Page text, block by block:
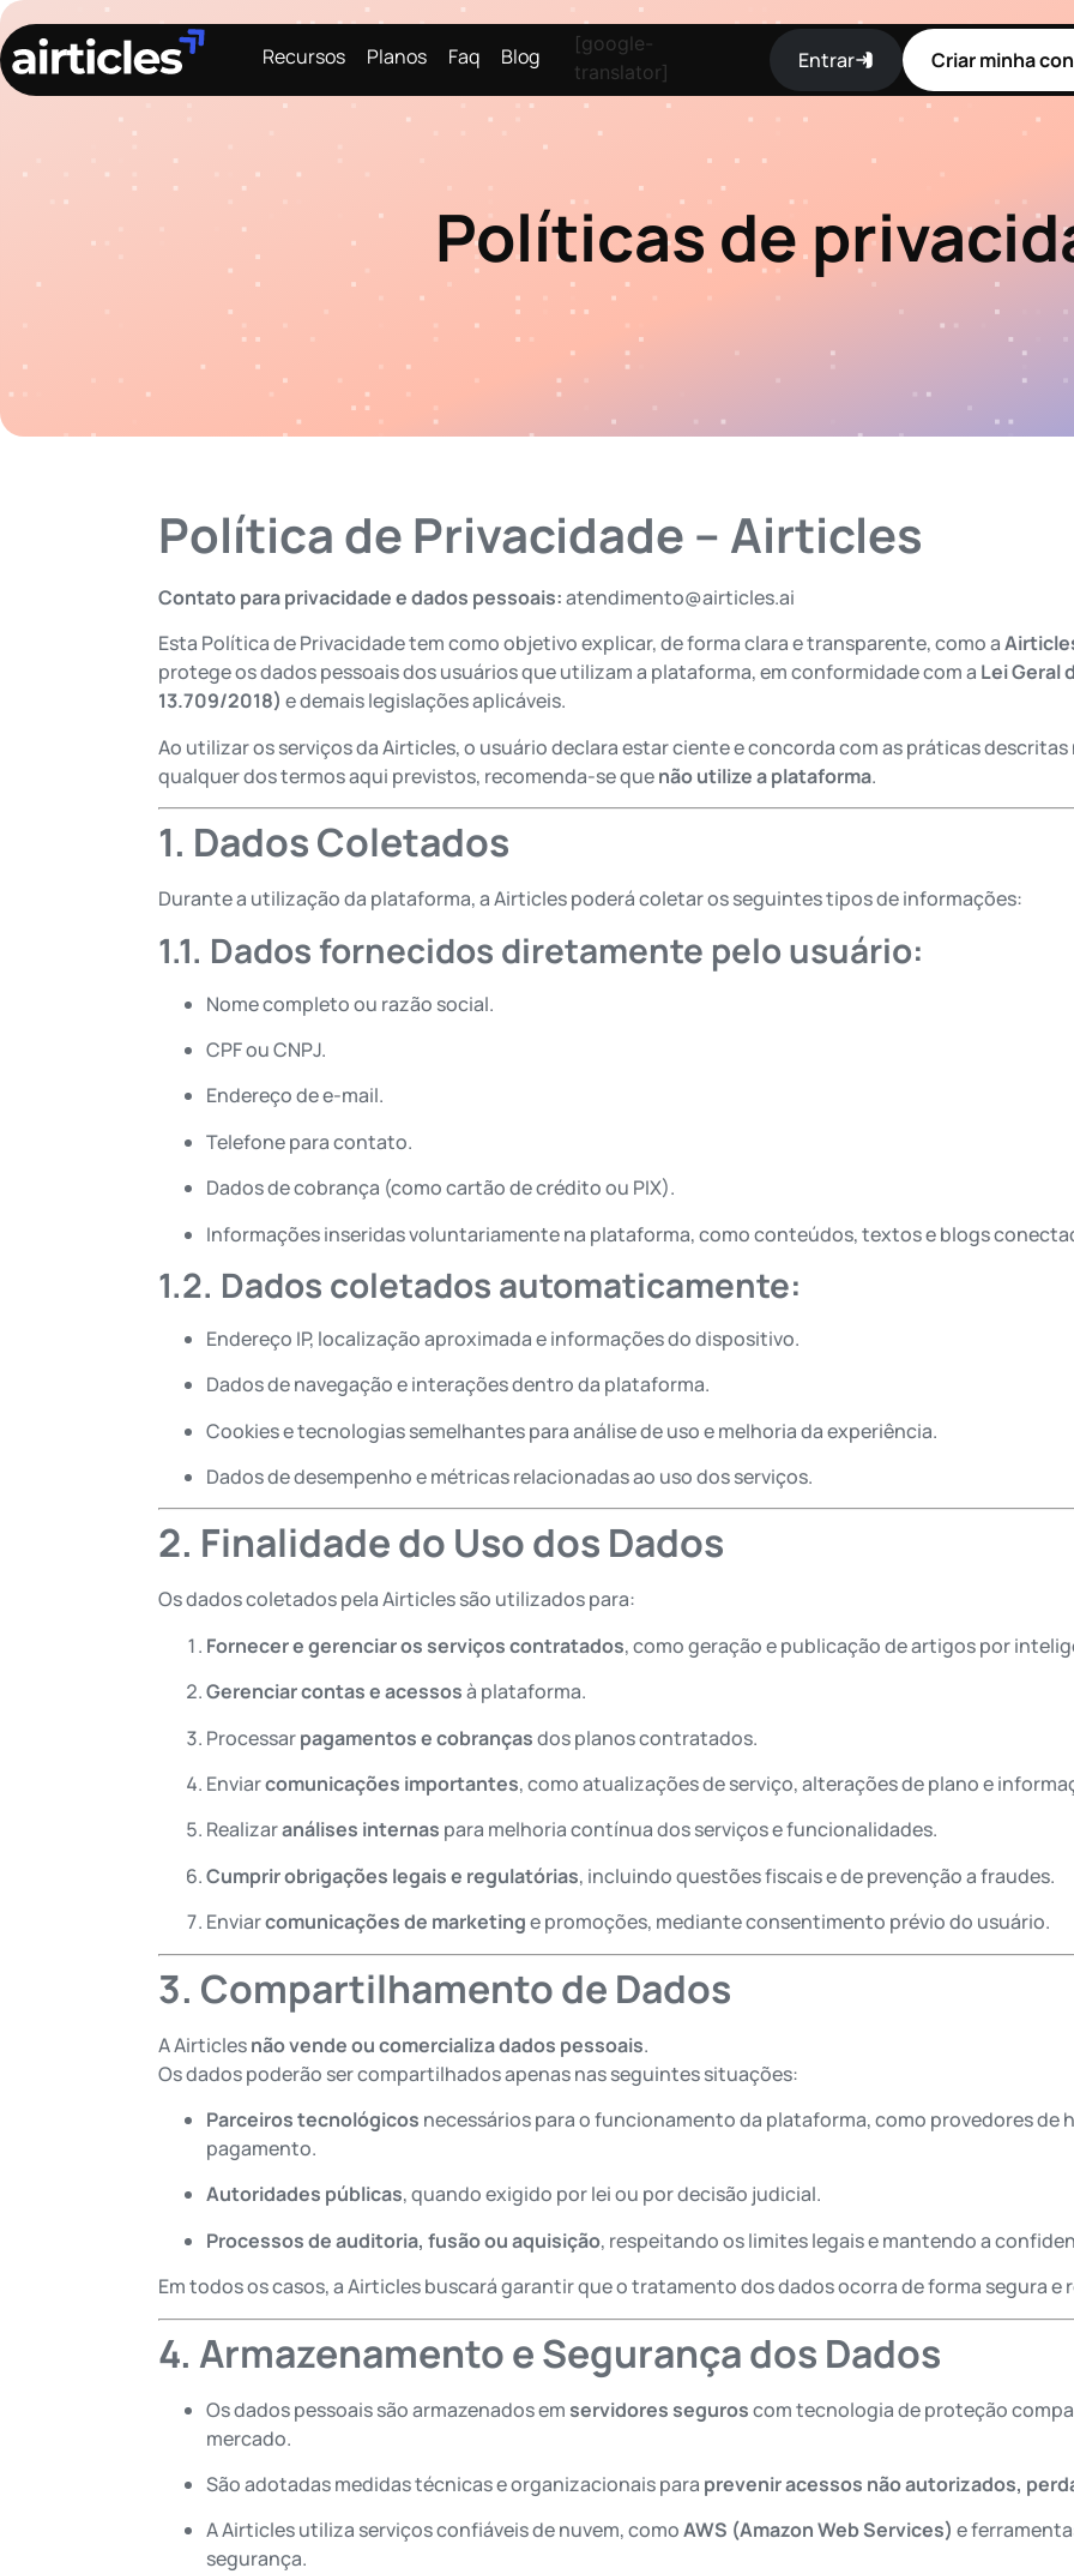
Recursos Planos Faq Blog
[google-
translator]
Entrar Criar minha
Políticas de
Política de Privacidade – Airticles
Contato para privacidade e dados pessoais:atendimento@airticles.ai
Esta Política de Privacidade tem como objetivo explicar, de forma clara e transparente, como a
protege os dados pessoais dos usuários que utilizam a plataforma, em conformidade com a Lei Geral
13.709/2018) e demais legislações aplicáveis.
Ao utilizar os serviços da Airticles, o usuário declara estar ciente e concorda com as práticas
qualquer dos termos aqui previstos, recomenda-se quenão utilize a plataforma.
1. Dados Coletados
Durante a utilização da plataforma, a Airticles poderá coletar os seguintes tipos de informações:
1.1. Dados fornecidos diretamente pelo usuário:
Nome completo ou razão social.
CPF ou CNPJ.
Endereço de e-mail.
Telefone para contato.
Dados de cobrança (como cartão de crédito ou PIX).
Informações inseridas voluntariamente na plataforma, como conteúdos, textos e blogs
1.2. Dados coletados automaticamente:
Endereço IP, localização aproximada e informações do dispositivo.
Dados de navegação e interações dentro da plataforma.
Cookies e tecnologias semelhantes para análise de uso e melhoria da experiência.
Dados de desempenho e métricas relacionadas ao uso dos serviços.
2. Finalidade do Uso dos Dados
Os dados coletados pela Airticles são utilizados para:
Fornecer e gerenciar os serviços contratados, como geração e publicação de artigos por
Gerenciar contas e acessosà plataforma.
Processarpagamentos e cobrançasdos planos contratados.
Enviarcomunicações importantes, como atualizações de serviço, alterações de plano e
Realizaranálises internas para melhoria contínua dos serviços e funcionalidades.
Cumprir obrigações legais e regulatórias, incluindo questões fiscais e de prevenção a fraudes.
Enviarcomunicações de marketinge promoções, mediante consentimento prévio do usuário.
3. Compartilhamento de Dados
A Airticlesnão vende ou comercializa dados pessoais.
Os dados poderão ser compartilhados apenas nas seguintes situações:
Parceiros tecnológicos necessários para o funcionamento da plataforma, como provedores de
pagamento.
Autoridades públicas, quando exigido por lei ou por decisão judicial.
Processos de auditoria, fusão ou aquisição, respeitando os limites legais e mantendo a
Em todos os casos, a Airticles buscará garantir que o tratamento dos dados ocorra de forma segura
4. Armazenamento e Segurança dos Dados
Os dados pessoais são armazenados em servidores seguroscom tecnologia de proteção
mercado.
São adotadas medidas técnicas e organizacionais para prevenir acessos não autorizados,
A Airticles utiliza serviços confiáveis de nuvem, comoAWS (Amazon Web Services) e
segurança.